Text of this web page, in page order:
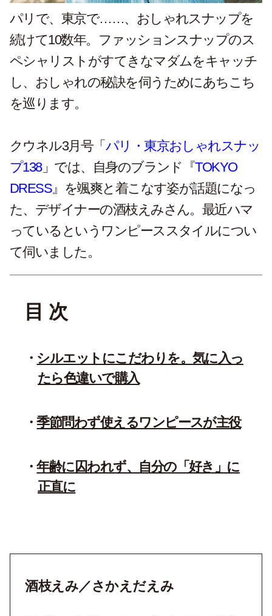
パリで、東京で……、おしゃれスナップを
続けて10数年。ファッションスナップのス
ペシャリストがすてきなマダムをキャッチ
し、おしゃれの秘訣を伺うためにあちこち
を巡ります。
クウネル3月号「 パリ・東京おしゃれスナッ
プ138」では、自身のブランド『TOKYO
DRESS』を颯爽と着こなす姿が話題になっ
た、デザイナーの酒枝えみさん。最近ハマ
っているというワンピーススタイルについ
て伺いました。
目 次
シルエットにこだわりを。気に入っ
たら色違いで購入
季節問わず使えるワンピースが主役
年齢に囚われず、自分の「好き」に
正直に
酒枝えみ／さかえだえみ